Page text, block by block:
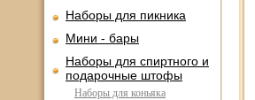
Наборы для пикника
Мини - бары
Наборы для спиртного и
подарочные штофы
Наборы для коньяка